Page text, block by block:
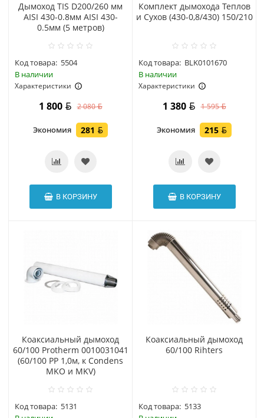
Дымоход TIS D200/260 мм
AISI 430-0.8мм AISI 430-
0.5мм (5 метров)
Код товара: 5504
В наличии
Характеристики
1 800 2 080
Экономия 281
В КОРЗИНУ
Комплект дымохода Теплов
и Сухов (430-0,8/430) 150/210
Код товара: BLK0101670
В наличии
Характеристики
1 380 1 595
Экономия 215
В КОРЗИНУ
Коаксиальный дымоход
60/100 Protherm 0010031041
(60/100 PP 1,0м, к Condens
MKO и MKV)
Код товара: 5131
Коаксиальный дымоход
60/100 Rihters
Код товара: 5133